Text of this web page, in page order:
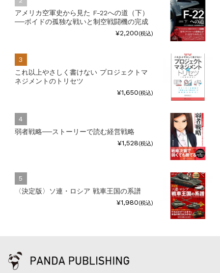
アメリカ空軍史から見た F-22への道（下）
──ボイドの孤独な戦いと制空戦闘機の完成
¥2,200(税込)
これ以上やさしく書けない プロジェクトマ
ネジメントのトリセツ
¥1,650(税込)
弱者戦略──ストーリーで読む経営戦略
¥1,528(税込)
〈決定版〉ソ連・ロシア 戦車王国の系譜
¥1,980(税込)